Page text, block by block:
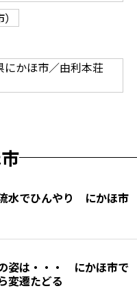
かほ市／由利本荘
水でひんやり にかほ市
姿は・・・ にかほ市で
変遷たどる